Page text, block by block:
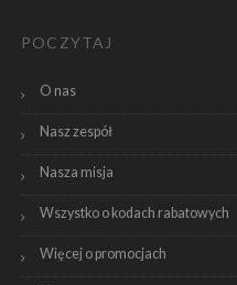
POCZYTAJ
O nas
Nasz zespół
Nasza misja
Wszystko o kodach rabatowych
Więcej o promocjach